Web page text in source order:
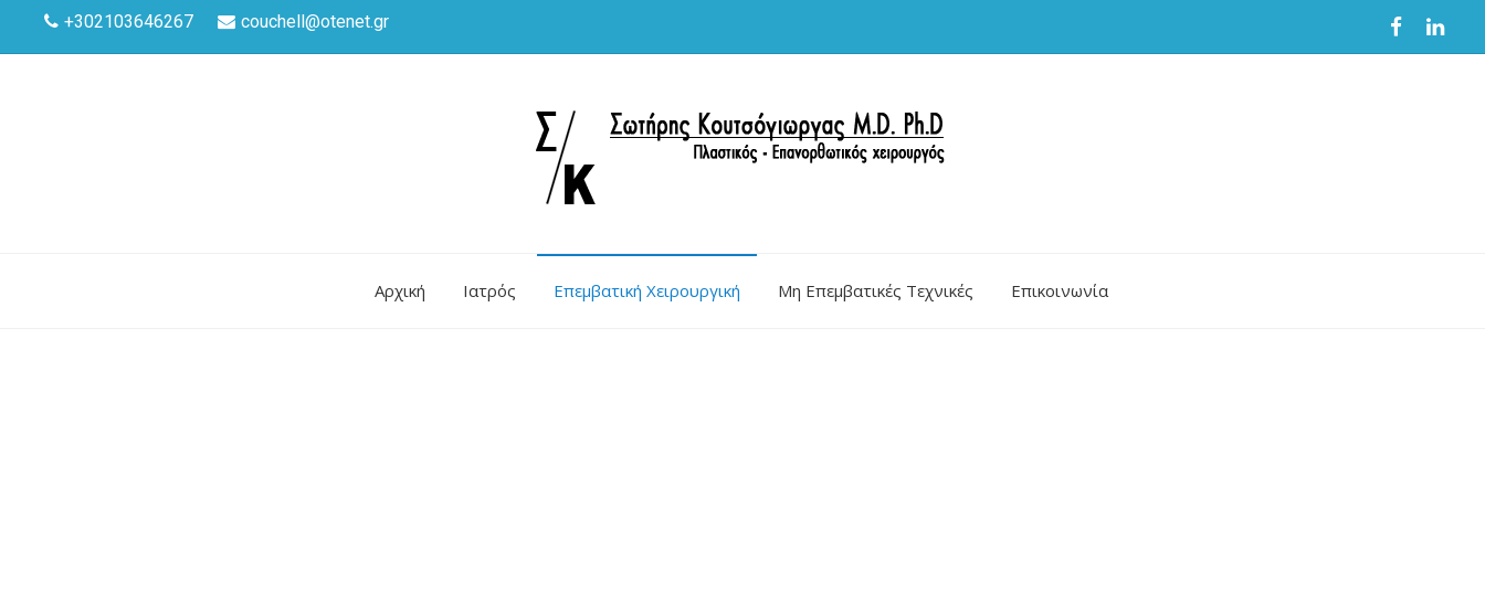
+302103646267 couchell@otenet.gr
Aρχική Ιατρός Επεμβατική Χειρουργική Μη Επεμβατικές Τεχνικές Επικοινωνία